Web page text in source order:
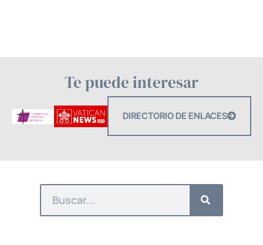
Te puede interesar
DIRECTORIO DE ENLACES